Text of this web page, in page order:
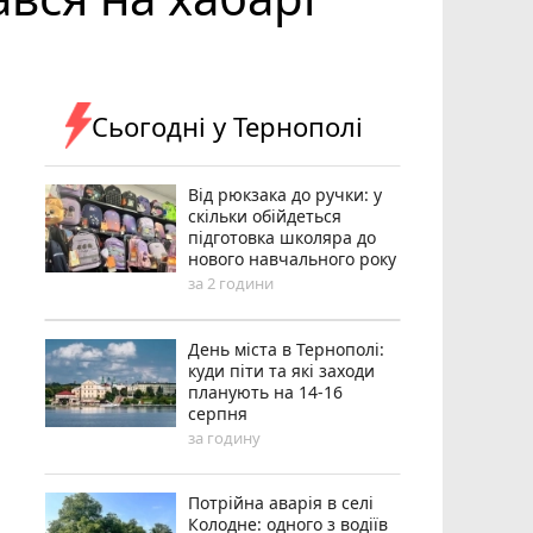
Сьогодні у Тернополі
Від рюкзака до ручки: у
скільки обійдеться
підготовка школяра до
нового навчального року
за 2 години
День міста в Тернополі:
куди піти та які заходи
планують на 14-16
серпня
за годину
Потрійна аварія в селі
Колодне: одного з водіїв